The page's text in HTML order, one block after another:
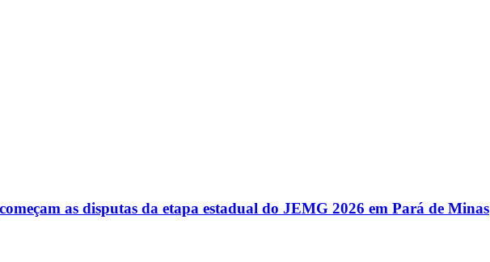
as disputas da etapa estadual do JEMG 2026 em Pará de Minas